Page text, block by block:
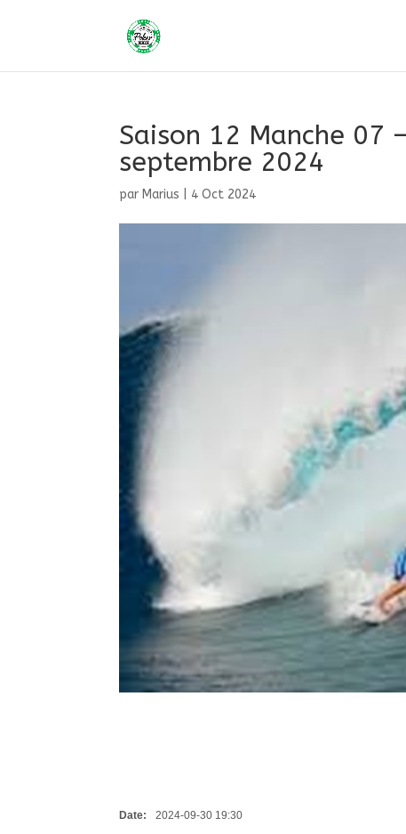
Saison 12 Manche 07
septembre 2024
par Marius 4 Oct 2024
Date: 2024-09-30 19:30